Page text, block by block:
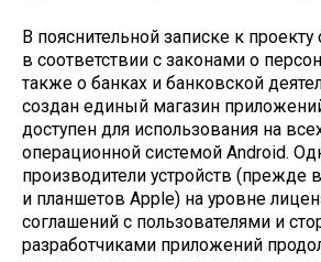
В пояснительной записке к
в соответствии с законами о
также о банках и банковской
создан единый магазин
доступен для использования на
операционной системой Android.
производители устройств (прежде
и планшетов Apple) на уровне
соглашений с пользователями и
разработчиками приложений